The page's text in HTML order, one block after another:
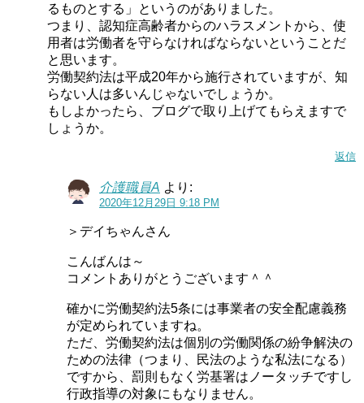
るものとする」というのがありました。
つまり、認知症高齢者からのハラスメントから、使
用者は労働者を守らなければならないということだ
と思います。
労働契約法は平成20年から施行されていますが、知
らない人は多いんじゃないでしょうか。
もしよかったら、ブログで取り上げてもらえますで
しょうか。
返信
介護職員A より:
2020年12月29日 9:18 PM
＞デイちゃんさん
こんばんは～
コメントありがとうございます＾＾
確かに労働契約法5条には事業者の安全配慮義務
が定められていますね。
ただ、労働契約法は個別の労働関係の紛争解決の
ための法律（つまり、民法のような私法になる）
ですから、罰則もなく労基署はノータッチですし
行政指導の対象にもなりません。